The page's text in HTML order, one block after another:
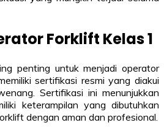
Forklift Kelas 1
penting untuk menjadi operator
sertifikasi resmi yang diakui
Sertifikasi ini menunjukkan
keterampilan yang dibutuhkan
dengan aman dan profesional.